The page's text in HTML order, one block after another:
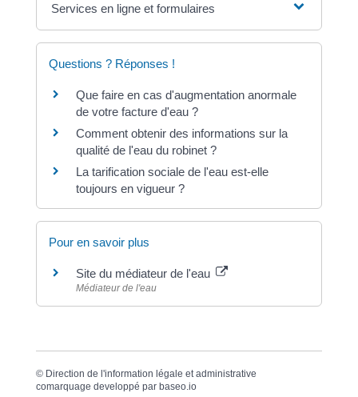
Services en ligne et formulaires
Questions ? Réponses !
Que faire en cas d'augmentation anormale
de votre facture d'eau ?
Comment obtenir des informations sur la
qualité de l'eau du robinet ?
La tarification sociale de l'eau est-elle
toujours en vigueur ?
Pour en savoir plus
Site du médiateur de l'eau
Médiateur de l'eau
© Direction de l'information légale et administrative
comarquage developpé par baseo.io